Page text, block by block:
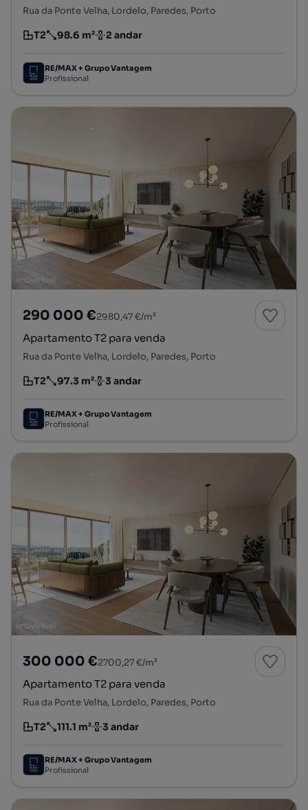
Rua da Ponte Velha, Lordelo, Paredes, Porto
Tipologia
T2
Preço por metro quadrado
98.6 m²
Andar 2 andar
RE/MAX + Grupo Vantagem
Profissional
290 000 €2980,47 €/m²
Apartamento T2 para venda
Rua da Ponte Velha, Lordelo, Paredes, Porto
Tipologia
T2
Preço por metro quadrado
97.3 m²
Andar 3 andar
RE/MAX + Grupo Vantagem
Profissional
300 000 €2700,27 €/m²
Apartamento T2 para venda
Rua da Ponte Velha, Lordelo, Paredes, Porto
Tipologia
T2
Preço por metro quadrado
111.1 m²
Andar 3 andar
RE/MAX + Grupo Vantagem
Profissional